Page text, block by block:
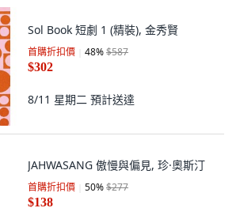
Sol Book 短劇 1 (精裝), 金秀賢
首購折扣價 48%$587
$302
8/11 星期二 預計送達
JAHWASANG 傲慢與偏見, 珍·奧斯汀
首購折扣價 50%$277
$138